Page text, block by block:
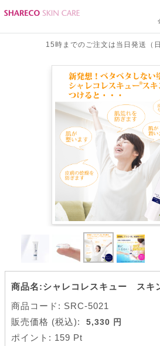
15時までのご注文は当日発送（
商品名:シャレコレスキュー スキ
商品コード: SRC-5021
販売価格 (税込): 5,330 円
ポイント: 159 Pt